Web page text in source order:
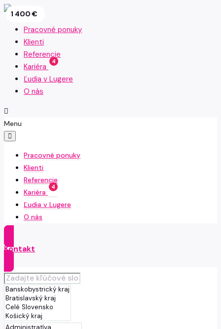
Pracovné ponuky
Klienti
Referencie
Kariéra
4
Ľudia v Lugere
O nás
Menu
Pracovné ponuky
Klienti
Referencie
Kariéra
4
Ľudia v Lugere
O nás
Kontakt
2 250 €
5 000 €
2 800 €
1 650 €
2 100 €
2 000 €
1 575 €
1 550 €
1 400 €